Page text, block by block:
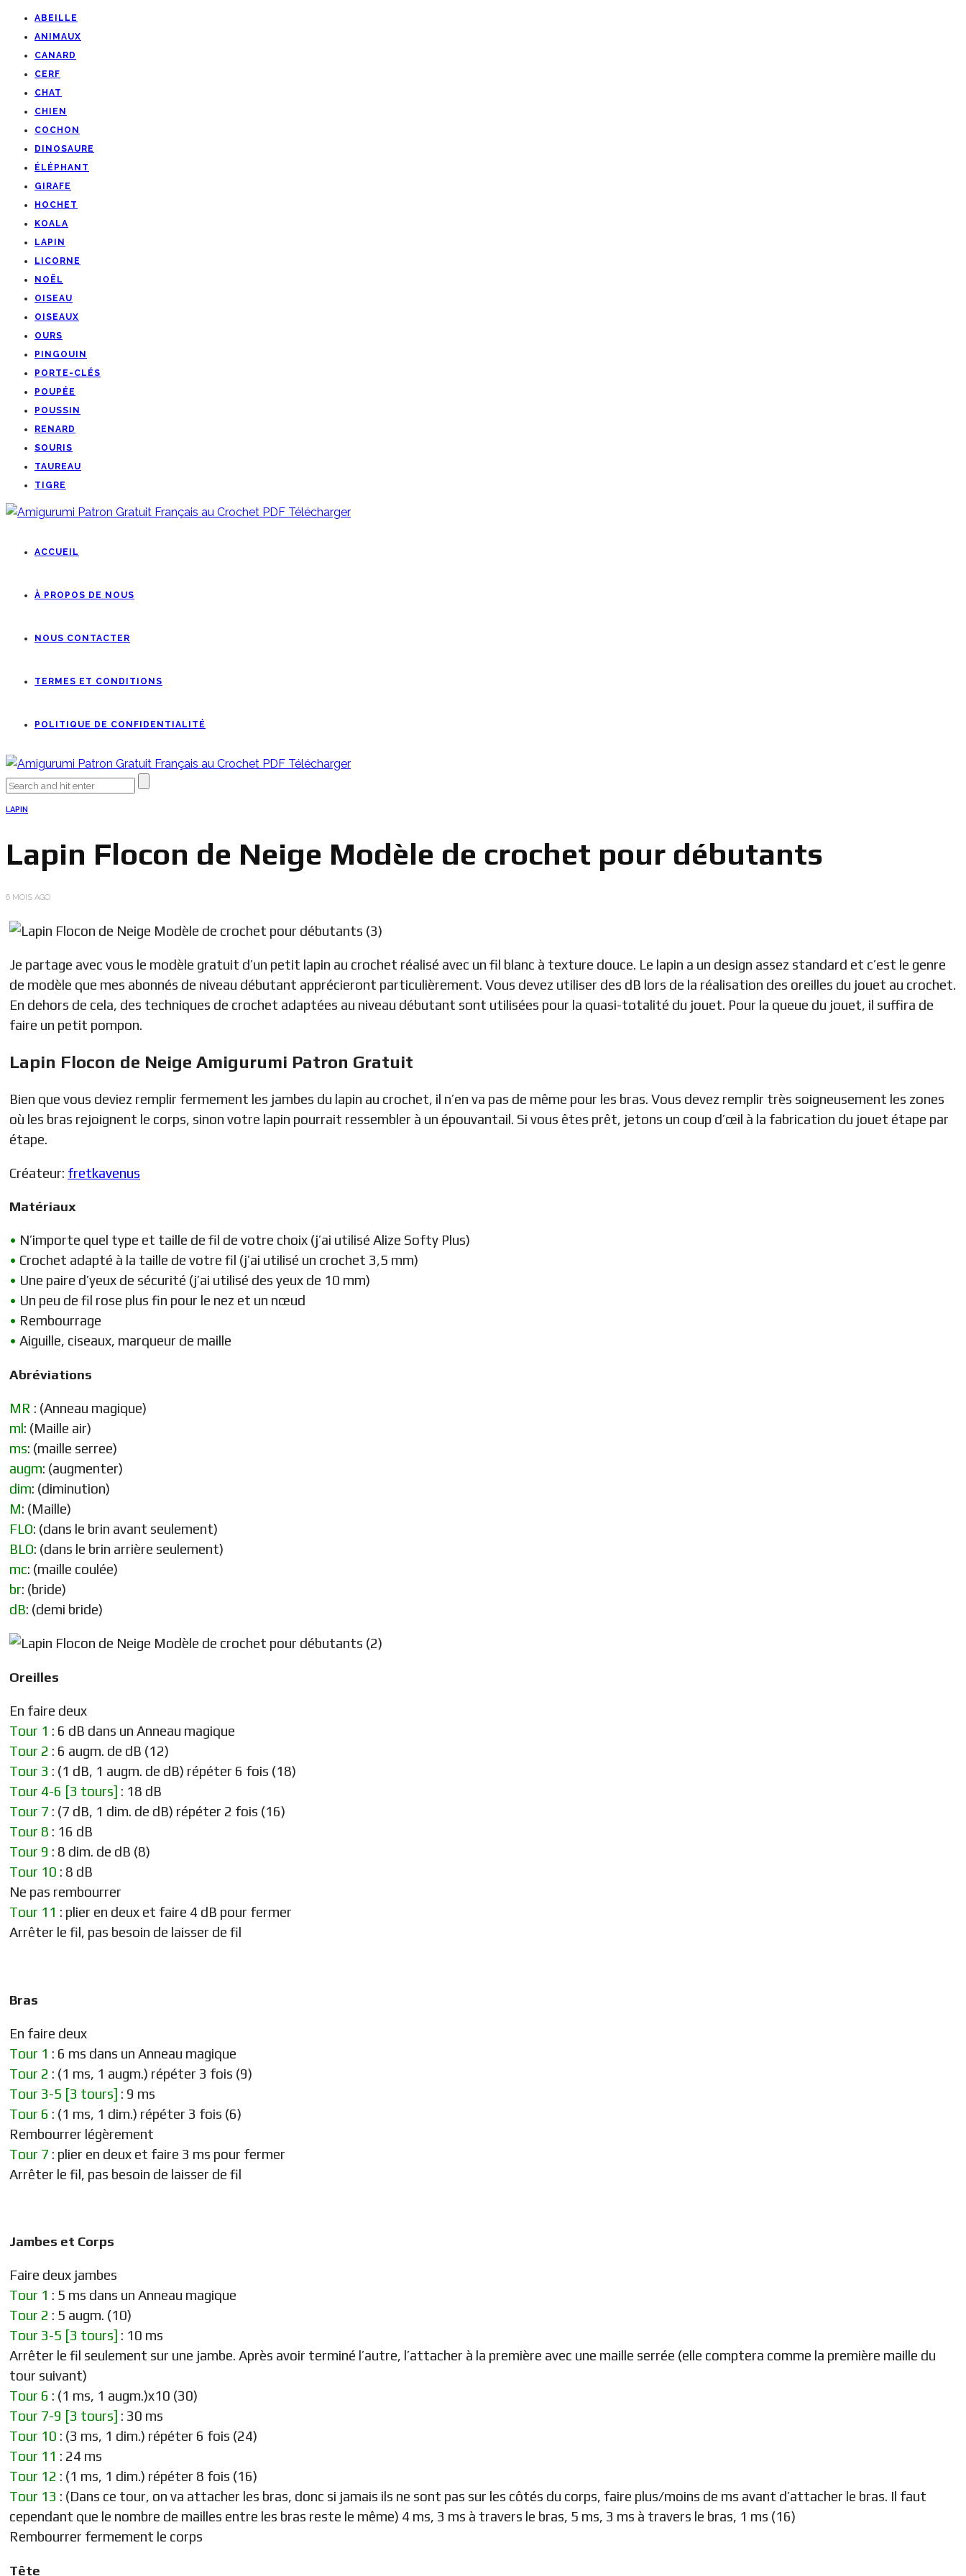
ABEILLE
ANIMAUX
CANARD
CERF
CHAT
CHIEN
COCHON
DINOSAURE
ÉLÉPHANT
GIRAFE
HOCHET
KOALA
LAPIN
LICORNE
NOËL
OISEAU
OISEAUX
OURS
PINGOUIN
PORTE-CLÉS
POUPÉE
POUSSIN
RENARD
SOURIS
TAUREAU
TIGRE
ACCUEIL
À PROPOS DE NOUS
NOUS CONTACTER
TERMES ET CONDITIONS
POLITIQUE DE CONFIDENTIALITÉ
LAPIN
Lapin Flocon de Neige Modèle de crochet pour débutants
6 MOIS AGO
Je partage avec vous le modèle gratuit d’un petit lapin au crochet réalisé avec un fil blanc à texture douce. Le lapin a un design assez standard et c’est le genre
de modèle que mes abonnés de niveau débutant apprécieront particulièrement. Vous devez utiliser des dB lors de la réalisation des oreilles du jouet au crochet.
En dehors de cela, des techniques de crochet adaptées au niveau débutant sont utilisées pour la quasi-totalité du jouet. Pour la queue du jouet, il suffira de
faire un petit pompon.
Lapin Flocon de Neige Amigurumi Patron Gratuit
Bien que vous deviez remplir fermement les jambes du lapin au crochet, il n’en va pas de même pour les bras. Vous devez remplir très soigneusement les zones
où les bras rejoignent le corps, sinon votre lapin pourrait ressembler à un épouvantail. Si vous êtes prêt, jetons un coup d’œil à la fabrication du jouet étape par
étape.
Créateur: fretkavenus
Matériaux
• N’importe quel type et taille de fil de votre choix (j’ai utilisé Alize Softy Plus)
• Crochet adapté à la taille de votre fil (j’ai utilisé un crochet 3,5 mm)
• Une paire d’yeux de sécurité (j’ai utilisé des yeux de 10 mm)
• Un peu de fil rose plus fin pour le nez et un nœud
• Rembourrage
• Aiguille, ciseaux, marqueur de maille
Abréviations
MR : (Anneau magique)
ml: (Maille air)
ms: (maille serree)
augm: (augmenter)
dim: (diminution)
M: (Maille)
FLO: (dans le brin avant seulement)
BLO: (dans le brin arrière seulement)
mc: (maille coulée)
br: (bride)
dB: (demi bride)
Oreilles
En faire deux
Tour 1 : 6 dB dans un Anneau magique
Tour 2 : 6 augm. de dB (12)
Tour 3 : (1 dB, 1 augm. de dB) répéter 6 fois (18)
Tour 4-6 [3 tours] : 18 dB
Tour 7 : (7 dB, 1 dim. de dB) répéter 2 fois (16)
Tour 8 : 16 dB
Tour 9 : 8 dim. de dB (8)
Tour 10 : 8 dB
Ne pas rembourrer
Tour 11 : plier en deux et faire 4 dB pour fermer
Arrêter le fil, pas besoin de laisser de fil
Bras
En faire deux
Tour 1 : 6 ms dans un Anneau magique
Tour 2 : (1 ms, 1 augm.) répéter 3 fois (9)
Tour 3-5 [3 tours] : 9 ms
Tour 6 : (1 ms, 1 dim.) répéter 3 fois (6)
Rembourrer légèrement
Tour 7 : plier en deux et faire 3 ms pour fermer
Arrêter le fil, pas besoin de laisser de fil
Jambes et Corps
Faire deux jambes
Tour 1 : 5 ms dans un Anneau magique
Tour 2 : 5 augm. (10)
Tour 3-5 [3 tours] : 10 ms
Arrêter le fil seulement sur une jambe. Après avoir terminé l’autre, l’attacher à la première avec une maille serrée (elle comptera comme la première maille du
tour suivant)
Tour 6 : (1 ms, 1 augm.)x10 (30)
Tour 7-9 [3 tours] : 30 ms
Tour 10 : (3 ms, 1 dim.) répéter 6 fois (24)
Tour 11 : 24 ms
Tour 12 : (1 ms, 1 dim.) répéter 8 fois (16)
Tour 13 : (Dans ce tour, on va attacher les bras, donc si jamais ils ne sont pas sur les côtés du corps, faire plus/moins de ms avant d’attacher le bras. Il faut
cependant que le nombre de mailles entre les bras reste le même) 4 ms, 3 ms à travers le bras, 5 ms, 3 ms à travers le bras, 1 ms (16)
Rembourrer fermement le corps
Tête